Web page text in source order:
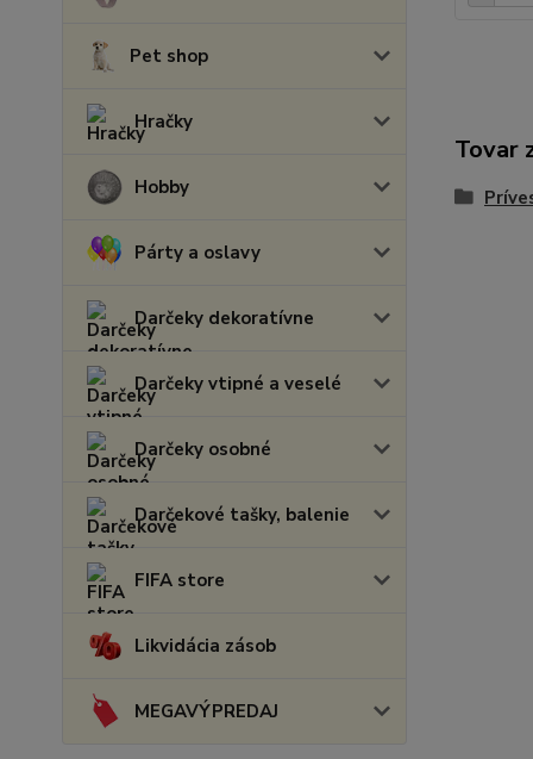
Pet shop
Hračky
Hobby
Párty a oslavy
Darčeky dekoratívne
Darčeky vtipné a veselé
Darčeky osobné
Darčekové tašky, balenie
FIFA store
Likvidácia zásob
MEGAVÝPREDAJ
Tovar